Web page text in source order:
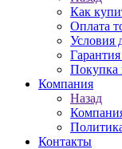
Как
Оплата
Условия
Покупка
Компания
Назад
Контакты